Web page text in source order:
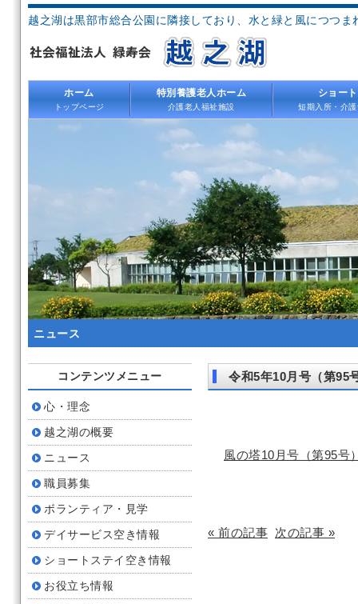
越之湖は黒部市総合公園に隣接しており、水と緑と風につつ
ホーム
トップページ
特別養護老人ホーム
介護老人福祉施設
ショー
短期入所・介
ニュース
令和5年10月号（第95
風の塔10月号（第95号
« 前の記事 次の記事 »
コンテンツメニュー
心・理念
越之湖の概要
ニュース
職員募集
ボランティア・見学
デイサービス空き情報
ショートステイ空き情報
お役立ち情報